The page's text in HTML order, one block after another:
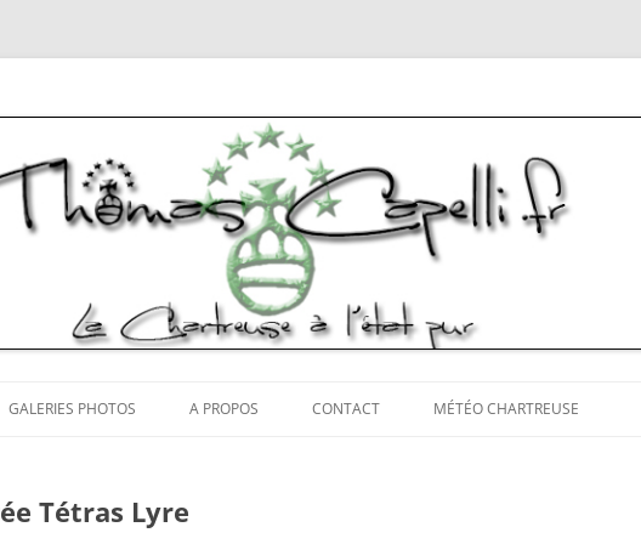
Chartreuse
GALERIES PHOTOS A PROPOS CONTACT MÉTÉO CHARTREUSE
Tétras Lyre